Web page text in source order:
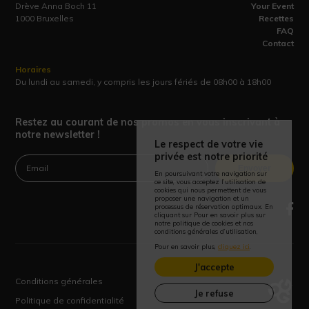
Your Event
Recettes
FAQ
Contact
Drève Anna Boch 11
1000 Bruxelles
Horaires
Du lundi au samedi, y compris les jours fériés de 08h00 à 18h00
Restez au courant de nos promos en vous inscrivant à
notre newsletter !
Conditions générales
Politique de confidentialité
Le respect de votre vie
privée est notre priorité
En poursuivant votre navigation sur
ce site, vous acceptez l’utilisation de
cookies qui nous permettent de vous
proposer une navigation et un
processus de réservation optimaux. En
cliquant sur Pour en savoir plus sur
notre politique de cookies et nos
conditions générales d’utilisation,
Pour en savoir plus, cliquez ici
J'accepte
Je refuse